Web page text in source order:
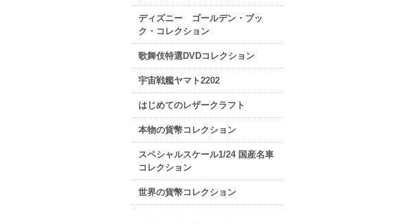
ディズニー ゴールデン・ブッ
ク・コレクション
歌舞伎特選DVDコレクション
宇宙戦艦ヤマト2202
はじめてのレザークラフト
本物の貨幣コレクション
スペシャルスケール1/24 国産名車
コレクション
世界の貨幣コレクション